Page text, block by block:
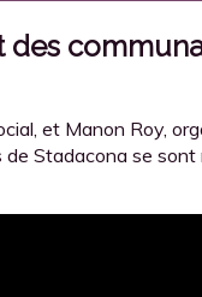
et Manon Roy,
Stadacona se sont